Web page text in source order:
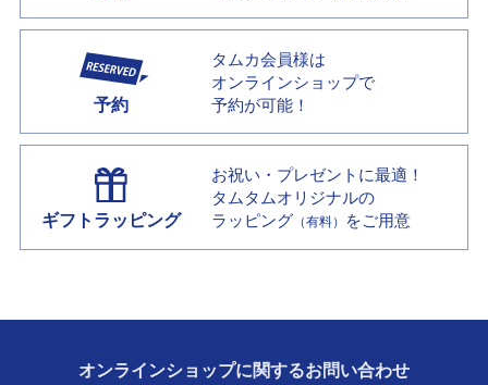
予約
タムカ会員様は
オンラインショップで
予約が可能！
ギフトラッピング
お祝い・プレゼントに最適！
タムタムオリジナルの
ラッピング （有料） をご用意
オンラインショップに関するお問い合わせ